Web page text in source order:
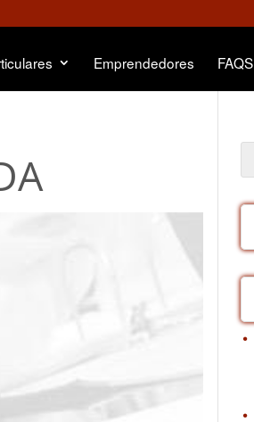
Emprendedores FAQS